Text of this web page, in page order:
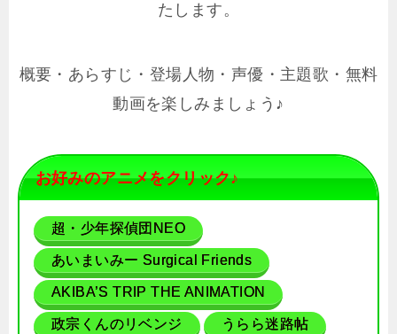
たします。
概要・あらすじ・登場人物・声優・主題歌・無料
動画を楽しみましょう♪
お好みのアニメをクリック♪
超・少年探偵団NEO
あいまいみー Surgical Friends
AKIBA’S TRIP THE ANIMATION
政宗くんのリベンジ うらら迷路帖